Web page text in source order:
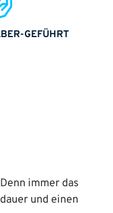
GEFÜHRT
immer das
und einen